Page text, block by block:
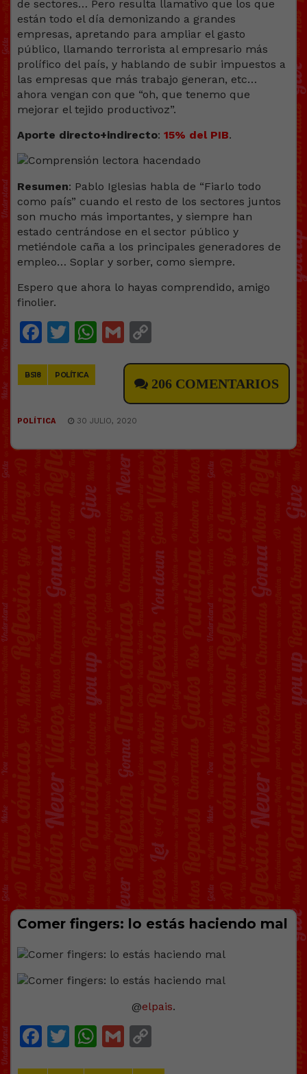
de sectores… Pero resulta llamativo que los que
están todo el día demonizando a grandes
empresas, apretando para ampliar el gasto
público, llamando terrorista al empresario más
prolífico del país, y hablando de subir impuestos a
las empresas que más trabajo generan, etc…
ahora vengan con que “oh, que tenemo que
mejorar el tejido productivoz”.
Aporte directo+indirecto: 15% del PIB.
Resumen: Pablo Iglesias habla de “Fiarlo todo
como país” cuando el resto de los sectores juntos
son mucho más importantes, y siempre han
estado centrándose en el sector público y
metiéndole caña a los principales generadores de
empleo… Soplar y sorber, como siempre.
Espero que ahora lo hayas comprendido, amigo
finolier.
Facebook
Twitter
WhatsApp
Gmail
BS18 POLÍTICA
206 COMENTARIOS
POLÍTICA 30 JULIO, 2020
Comer fingers: lo estás haciendo mal
@elpais.
Facebook
Twitter
WhatsApp
Gmail